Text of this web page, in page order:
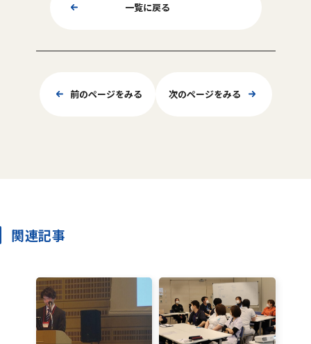
一覧に戻る
前のページをみる 次のページをみる
関連記事